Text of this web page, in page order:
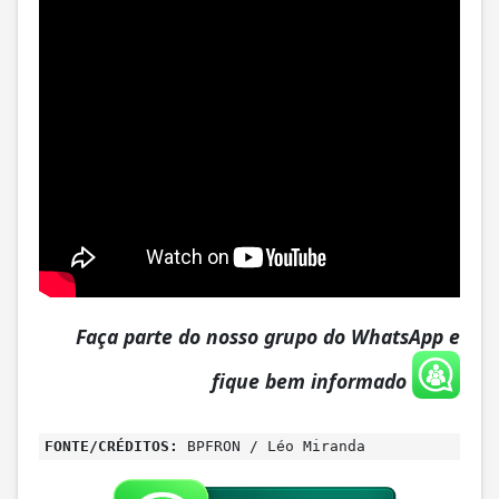
Faça parte do nosso grupo do WhatsApp e
fique bem informado
FONTE/CRÉDITOS: BPFRON / Léo Miranda